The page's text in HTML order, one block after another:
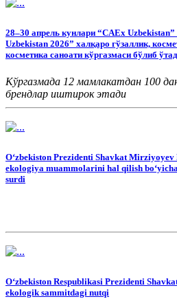
28–30 апрель кунлари “CAEx
Uzbekistan 2026” халқаро гўзаллик,
косметика саноати кўргазмаси бўлиб
Кўргазмада 12 мамлакатдан 100
брендлар иштирок этади
O‘zbekiston Prezidenti Shavkat
ekologiya muammolarini hal qilish
surdi
O‘zbekiston Respublikasi Prezidenti
ekologik sammitdagi nutqi